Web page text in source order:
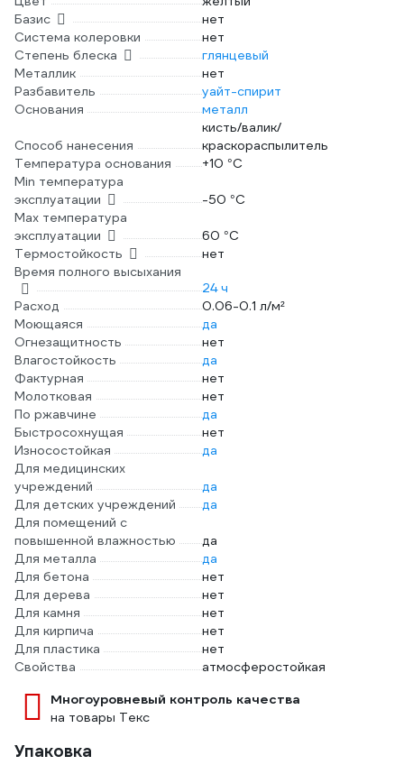
Базис
нет
Система колеровки
нет
Степень блеска
глянцевый
Металлик
нет
Разбавитель
уайт-спирит
Основания
металл
Способ нанесения
кисть/валик/
краскораспылитель
Температура основания
+10 °С
Min температура
эксплуатации
-50 °С
Max температура
эксплуатации
60 °С
Термостойкость
нет
Время полного высыхания
24 ч
Расход
0.06-0.1 л/м²
Моющаяся
да
Огнезащитность
нет
Влагостойкость
да
Фактурная
нет
Молотковая
нет
По ржавчине
да
Быстросохнущая
нет
Износостойкая
да
Для медицинских
учреждений
да
Для детских учреждений
да
Для помещений с
повышенной влажностью
да
Для металла
да
Для бетона
нет
Для дерева
нет
Для камня
нет
Для кирпича
нет
Для пластика
нет
Свойства
атмосферостойкая
Многоуровневый контроль качества
на товары Текс
Упаковка